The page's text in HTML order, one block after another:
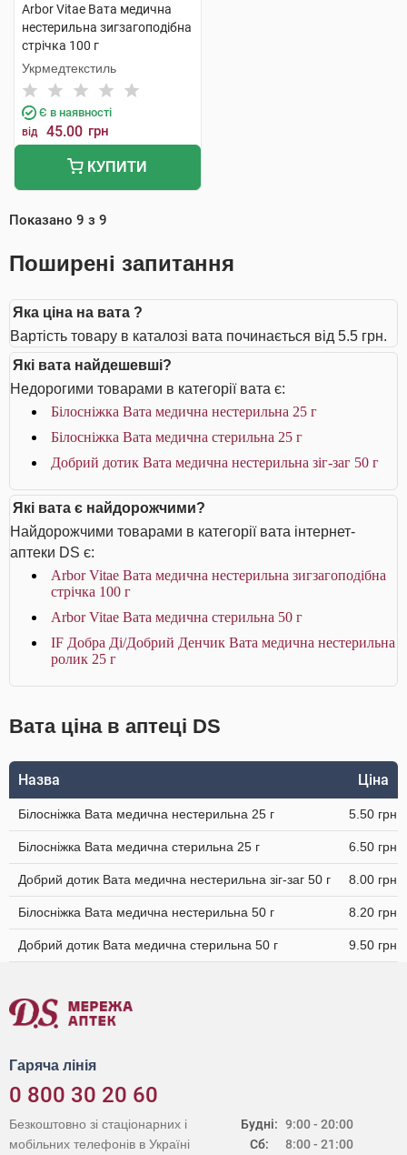
Arbor Vitae Вата медична
нестерильна зигзагоподібна
стрічка 100 г
Укрмедтекстиль
Є в наявності
від 45.00 грн
КУПИТИ
Показано 9 з 9
Поширені запитання
Яка ціна на вата ?
Вартість товару в каталозі вата починається від 5.5 грн.
Які вата найдешевші?
Недорогими товарами в категорії вата є:
Білосніжка Вата медична нестерильна 25 г
Білосніжка Вата медична стерильна 25 г
Добрий дотик Вата медична нестерильна зіг-заг 50 г
Які вата є найдорожчими?
Найдорожчими товарами в категорії вата інтернет-
аптеки DS є:
Arbor Vitae Вата медична нестерильна зигзагоподібна
стрічка 100 г
Arbor Vitae Вата медична стерильна 50 г
IF Добра Ді/Добрий Денчик Вата медична нестерильна
ролик 25 г
Вата ціна в аптеці DS
Назва Ціна
Білосніжка Вата медична нестерильна 25 г 5.50 грн
Білосніжка Вата медична стерильна 25 г 6.50 грн
Добрий дотик Вата медична нестерильна зіг-заг 50 г 8.00 грн
Білосніжка Вата медична нестерильна 50 г 8.20 грн
Добрий дотик Вата медична стерильна 50 г 9.50 грн
Гаряча лінія
0 800 30 20 60
Будні:
Сб:
9:00 - 20:00
8:00 - 21:00
Безкоштовно зі стаціонарних і
мобільних телефонів в Україні